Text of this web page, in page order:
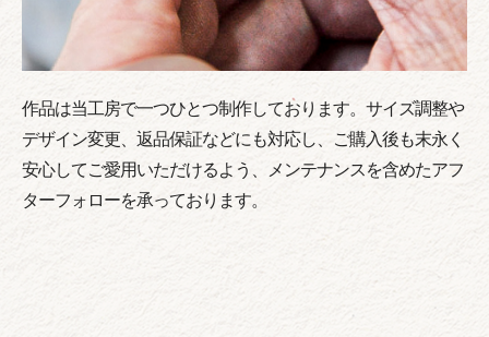
作品は当工房で一つひとつ制作しております。サイズ調整や
デザイン変更、返品保証などにも対応し、ご購入後も末永く
安心してご愛用いただけるよう、メンテナンスを含めたアフ
ターフォローを承っております。